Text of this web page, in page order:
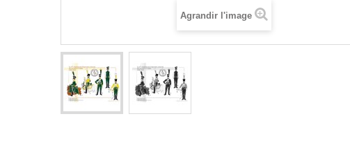
Agrandir l'image